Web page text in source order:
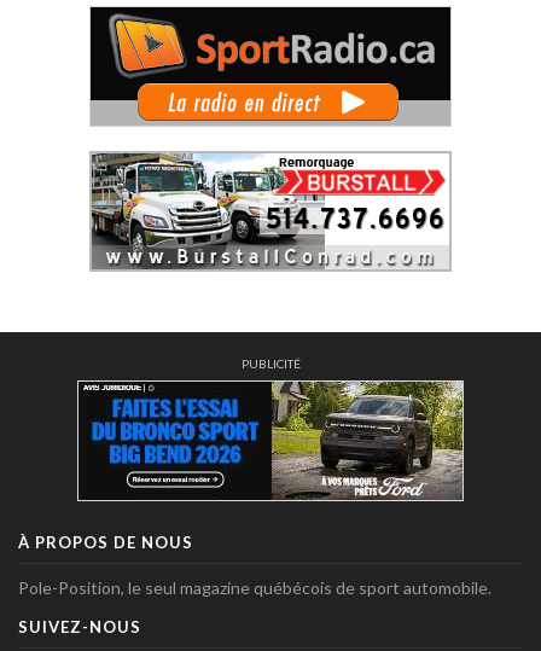
PUBLICITÉ
À PROPOS DE NOUS
Pole-Position, le seul magazine québécois de sport automobile.
SUIVEZ-NOUS